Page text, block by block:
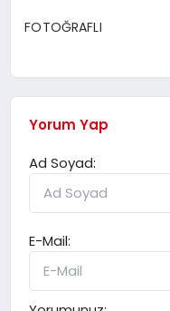
FOTOĞRAFLI
Yorum Yap
Ad Soyad:
E-Mail: